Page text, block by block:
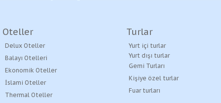
Oteller
Delux Oteller
Balayı Otelleri
Ekonomik Oteller
İslami Oteller
Thermal Oteller
Turlar
Yurt içi turlar
Yurt dışı turlar
Gemi Turları
Kişiye özel turlar
Fuar turları